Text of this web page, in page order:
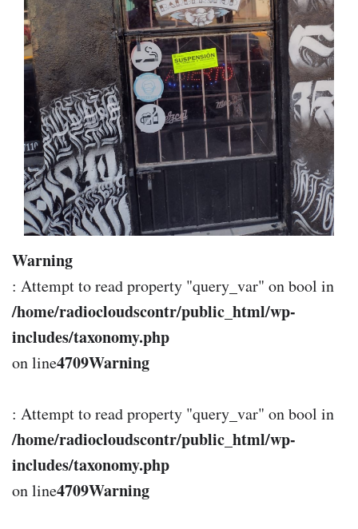
Warning
: Attempt to read property "query_var" on bool in
/home/radiocloudscontr/public_html/wp-
includes/taxonomy.php
on line4709Warning
: Attempt to read property "query_var" on bool in
/home/radiocloudscontr/public_html/wp-
includes/taxonomy.php
on line4709Warning